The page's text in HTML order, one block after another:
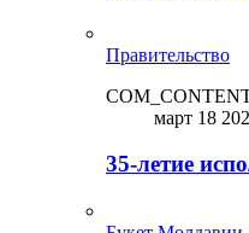
Правительство
март 18
35-летие